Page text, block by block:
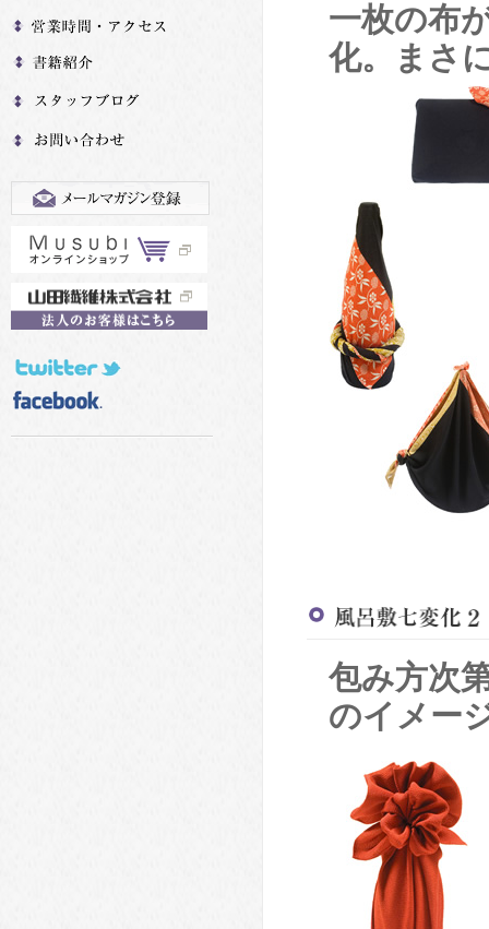
一枚の布
化。まさ
包み方次
のイメー